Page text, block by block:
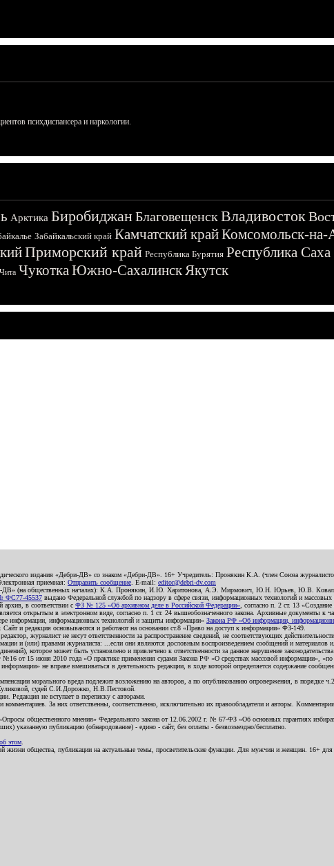
психдиспансера и наркологии.
Арктика БиробиджанБлаговещенскВладивосток
Забайкальский край Камчатский крайКомсомольск-на-
Приморский край Республика Бурятия Республика
Чита ЧукоткаЮжно-СахалинскЯкутск
издания «Дебри-ДВ» со знаком «Дебри-ДВ». 16+ Учредитель: Пронякин К.А. (член Союза
приемная: Отправить сообщение . E-mail: editor@debri-dv.com
ДВ» (на общественных началах): К.А. Пронякин, И.Ю. Харитонова, А.Э. Мирмович, Ю.Н. Юрьев, Ю.В.
ФС77-45537 выдано Федеральной службой по надзору в сфере связи, информационных технологий и
в соответствии с ФЗ № 125 «Об архивном деле в Российской Федерации» , согласно п. 2 ст. 13
открытым в электронном виде, согласно п. 1 ст. 24 вышеобозначенного закона. Архивные документы к
информации, информационных технологий и защиты информации» Закона РФ «Об информации,
Сайт и редакция основываются и работают на основании ст.8 «Право на доступ к информации» ФЗ-149.
журналист не несут ответственности за распространение сведений, не соответствующих
и (или) правами журналиста: ...если они являются дословным воспроизведением сообщений и
которое может быть установлено и привлечено к ответственности за данное нарушение
от 15 июня 2010 года «О практике применения судами Закона РФ «О средствах массовой информации»,
не вправе вмешиваться в деятельность редакции, в ходе которой определяется содержание
морального вреда подлежит возложению на авторов, а по опубликованию опровержения, в порядке
судей С.И.Дорожко, Н.В.Пестовой.
Редакция не вступает в переписку с авторами.
комментариев. За них ответственны, соответственно, исключительно их правообладатели и авторы.
общественного мнения» Федерального закона от 12.06.2002 г. № 67-ФЗ «Об основных гарантиях
указанную публикацию (обнародование) - едино - сайт, без оплаты - безвозмездно/бесплатно.
этом
жизни общества, публикации на актуальные темы, просветительские функции. Для мужчин и женщин. 16+ для